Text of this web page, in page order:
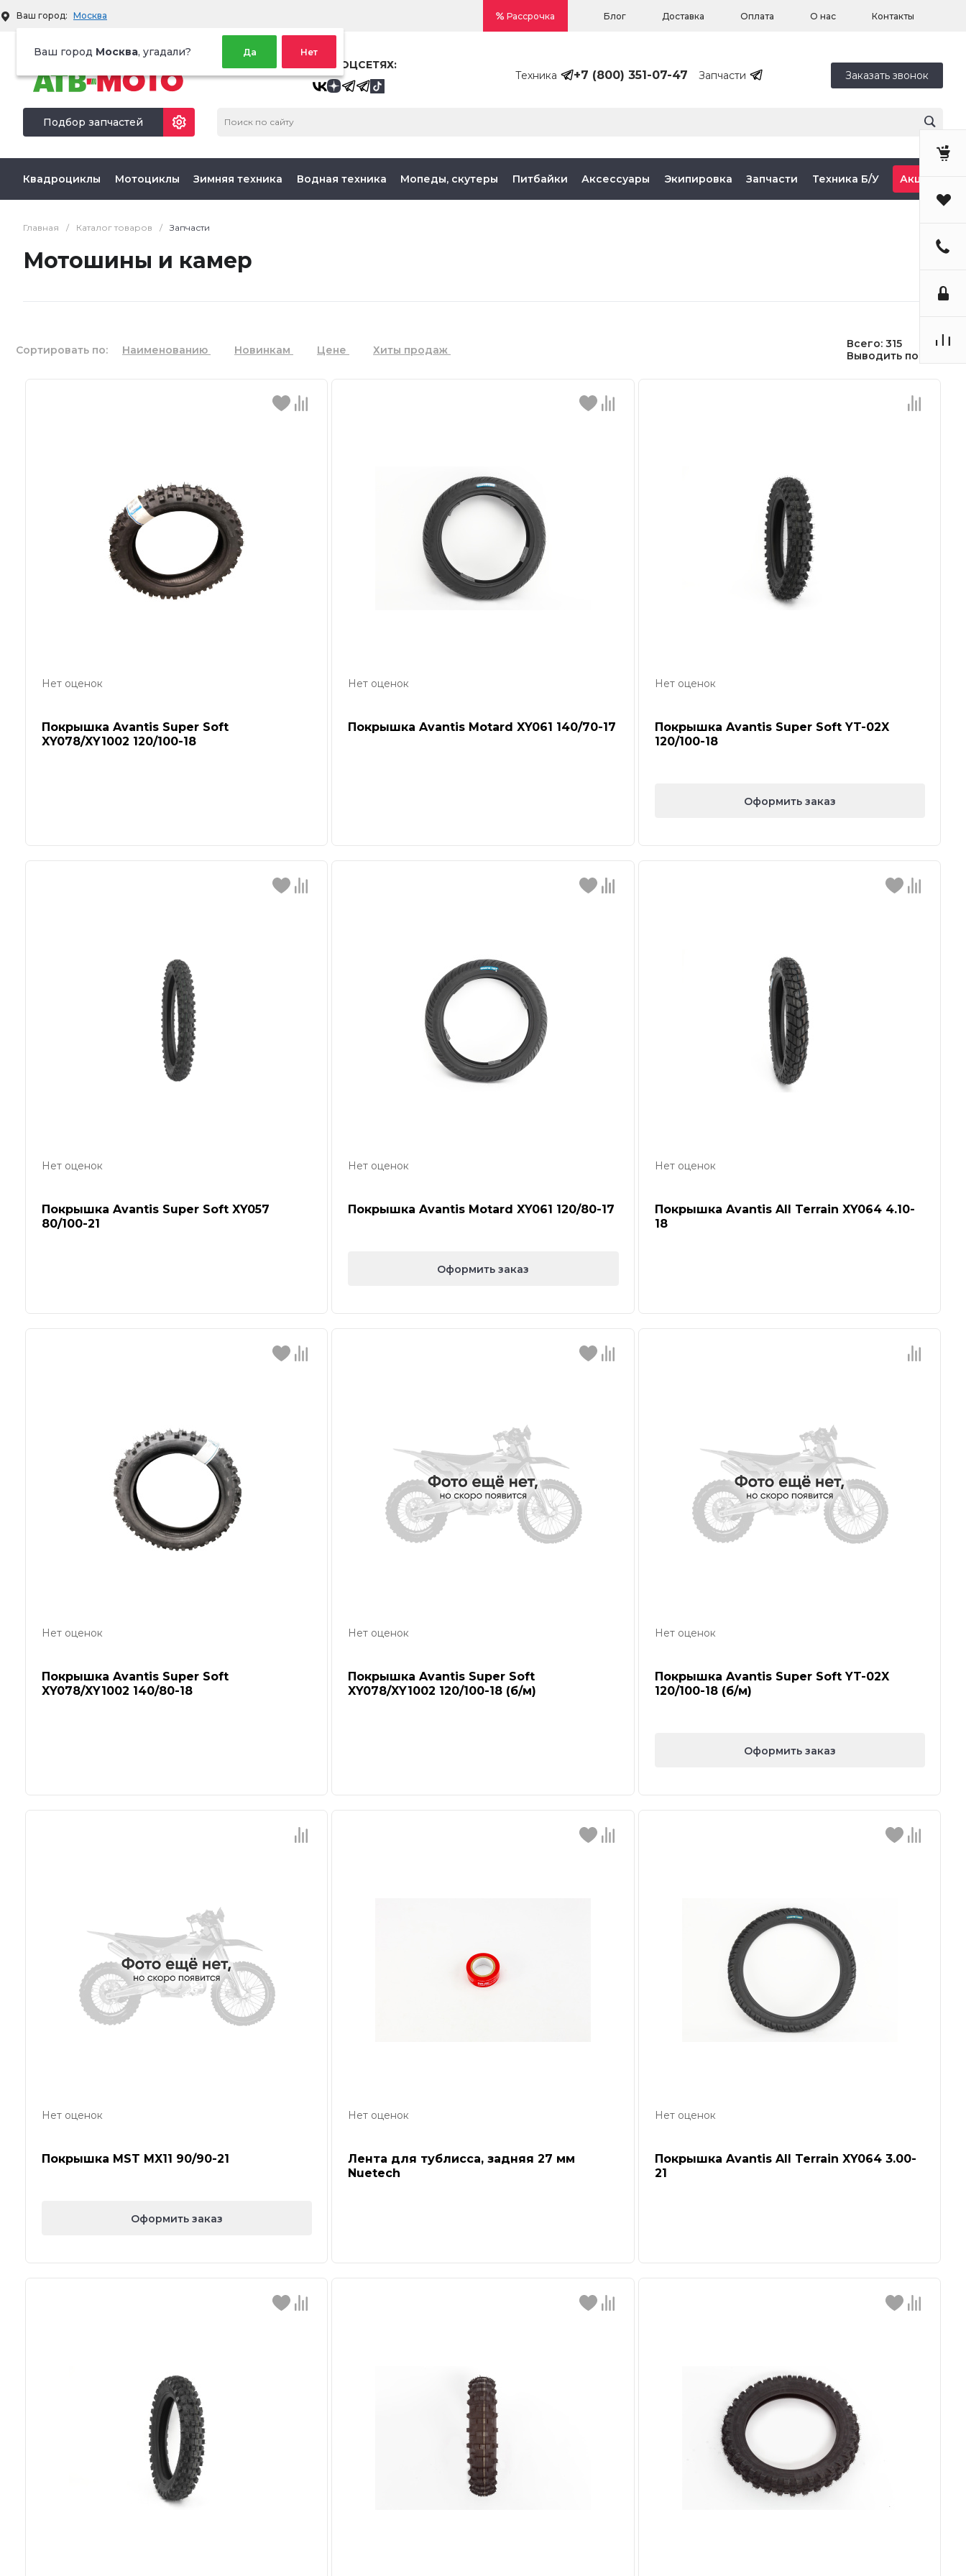
Ваш город: Москва
Ваш город Москва, угадали? Да Нет
Рассрочка Блог Доставка Оплата О нас Контакты
Территория активного отдыха
МЫ В СОЦСЕТЯХ:
Техника
+7 (800) 351-07-47 Запчасти Заказать звонок
Подбор запчастей
Квадроциклы Мотоциклы Зимняя техника Водная техника Мопеды, скутеры Питбайки Аксессуары Экипировка Запчасти Техника Б/У Акции
Главная / Каталог товаров / Запчасти
Мотошины и камер
Сортировать по: Наименованию Новинкам Цене Хиты продаж
Всего: 315
Выводить по:
Нет оценок
Покрышка Avantis Super Soft
XY078/XY1002 120/100-18
Нет оценок
Покрышка Avantis Motard XY061 140/70-17
Нет оценок
Покрышка Avantis Super Soft YT-02X
120/100-18
Оформить заказ
Нет оценок
Покрышка Avantis Super Soft XY057
80/100-21
Нет оценок
Покрышка Avantis Motard XY061 120/80-17
Оформить заказ
Нет оценок
Покрышка Avantis All Terrain XY064 4.10-
18
Нет оценок
Покрышка Avantis Super Soft
XY078/XY1002 140/80-18
Нет оценок
Покрышка Avantis Super Soft
XY078/XY1002 120/100-18 (б/м)
Нет оценок
Покрышка Avantis Super Soft YT-02X
120/100-18 (б/м)
Оформить заказ
Нет оценок
Покрышка MST MX11 90/90-21
Оформить заказ
Нет оценок
Лента для тублисса, задняя 27 мм
Nuetech
Нет оценок
Покрышка Avantis All Terrain XY064 3.00-
21